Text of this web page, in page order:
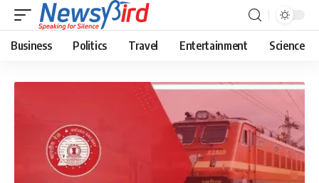
Business Politics Travel Entertainment Science